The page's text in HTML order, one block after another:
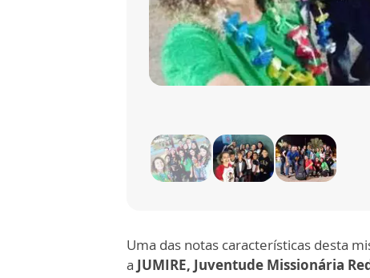
Uma das notas características desta
a JUMIRE, Juventude Missionária